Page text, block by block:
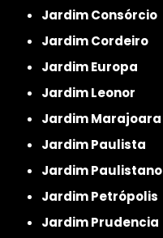
Jardim Consórcio
Jardim Cordeiro
Jardim Europa
Jardim Leonor
Jardim Marajoara
Jardim Paulista
Jardim Paulistano
Jardim Petrópolis
Jardim Prudencia